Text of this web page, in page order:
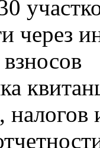
через
налогов